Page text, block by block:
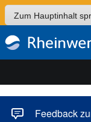
Zum Hauptinhalt
Sommer-
Feedback